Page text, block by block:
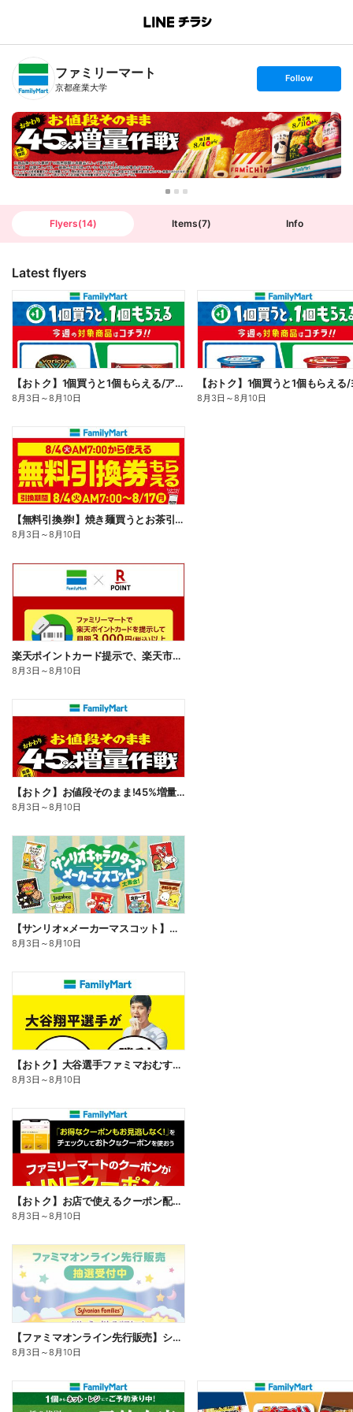
B
n
T
ファミリーマート
京都産業大学
s
t
o
l
l
o
w
Follow
Flyers(14) Items(7) Info
Latest flyers
【おトク】1個買うと1個もらえる/アイス
8月3日 ～8月10日 8月3日 ～8月10日
【無料引換券!】焼き麺買うとお茶引換券貰える!
8月3日 ～8月10日
楽天ポイントカード提示で、楽天市場でのお買い物がおトクに!
8月3日 ～8月10日
【おトク】お値段そのまま!45%増量作戦!
8月3日 ～8月10日
【サンリオ×メーカーマスコット】オリジナルグッズ貰える!
8月3日 ～8月10日
【おトク】大谷選手ファミマおむすび割
8月3日 ～8月10日
【おトク】お店で使えるクーポン配信中
8月3日 ～8月10日
【ファミマオンライン先行販売】シルバニアファミリー
8月3日 ～8月10日